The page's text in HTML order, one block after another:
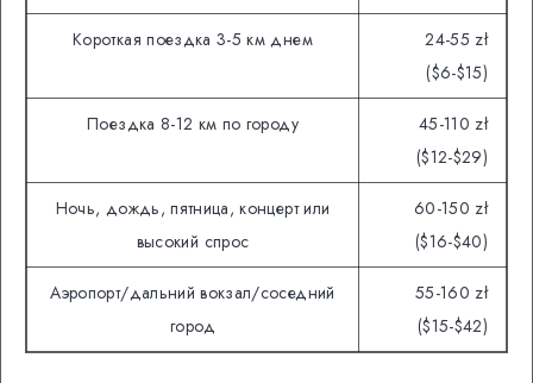
Короткая поездка 3-5 км днем
24-55 zł
($6-$15)
Поездка 8-12 км по городу
45-110 zł
($12-$29)
Ночь, дождь, пятница, концерт или
высокий спрос
60-150 zł
($16-$40)
Аэропорт/дальний вокзал/соседний
город
55-160 zł
($15-$42)